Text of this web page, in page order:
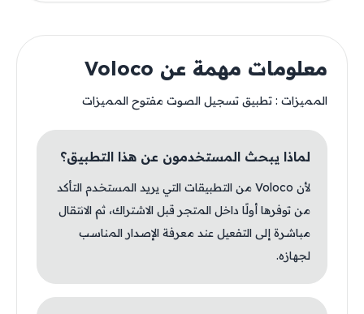
معلومات مهمة عن Voloco
المميزات : تطبيق تسجيل الصوت مفتوح المميزات
لماذا يبحث المستخدمون عن هذا التطبيق؟
لأن Voloco من التطبيقات التي يريد المستخدم التأكد
من توفرها أولًا داخل المتجر قبل الاشتراك، ثم الانتقال
مباشرة إلى التفعيل عند معرفة الإصدار المناسب
لجهازه.